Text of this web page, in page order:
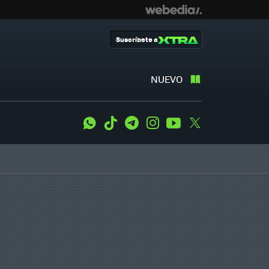
NUEVO
Suscríbete a
WhatsApp
Tiktok TelegramInstagramYoutube